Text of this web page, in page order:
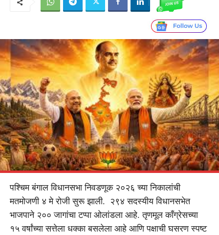
पश्चिम बंगाल विधानसभा निवडणूक २०२६ च्या निकालांची
मतमोजणी ४ मे रोजी सुरू झाली. २९४ सदस्यीय विधानसभेत
भाजपाने २०० जागांचा टप्पा ओलांडला आहे. तृणमूल काँग्रेसच्या
१५ वर्षांच्या सत्तेला धक्का बसलेला आहे आणि पक्षाची घसरण स्पष्ट